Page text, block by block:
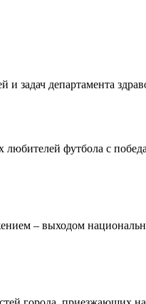
задач департамента
футбола с
– выходом